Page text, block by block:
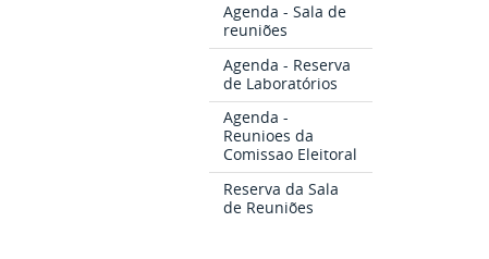
Agenda - Sala de
reuniões
Agenda - Reserva
de Laboratórios
Agenda -
Reunioes da
Comissao Eleitoral
Reserva da Sala
de Reuniões